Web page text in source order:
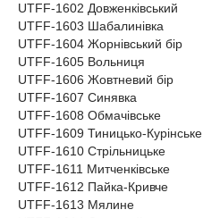
UTFF-1602 Довженківський
UTFF-1603 Шабалинівка
UTFF-1604 Жорнівський бір
UTFF-1605 Вольниця
UTFF-1606 Жовтневий бір
UTFF-1607 Синявка
UTFF-1608 Обмачівське
UTFF-1609 Тиницько-Курінське
UTFF-1610 Стрільницьке
UTFF-1611 Митченківське
UTFF-1612 Пайка-Кривче
UTFF-1613 Мялине